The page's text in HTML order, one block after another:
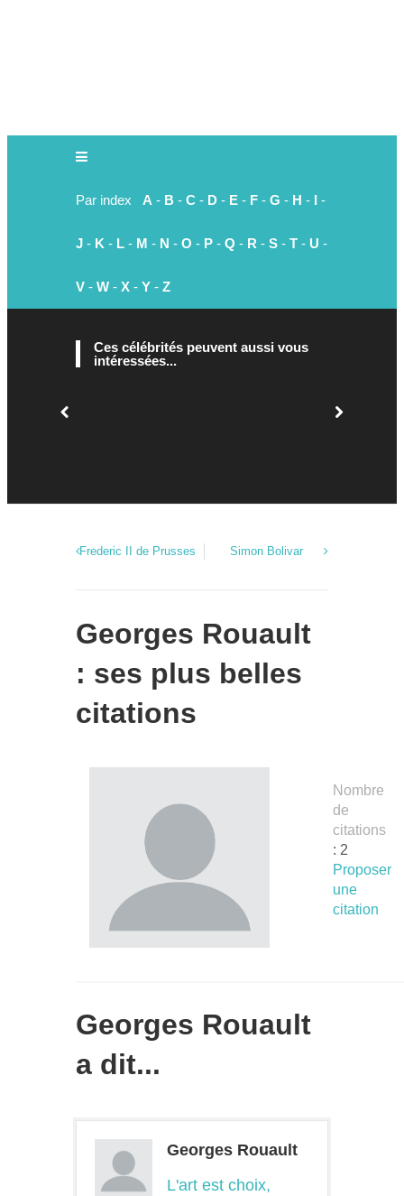
Par index A - B - C - D - E - F - G - H - I -
J - K - L - M - N - O - P - Q - R - S - T - U -
V - W - X - Y - Z
Ces célébrités peuvent aussi vous
intéressées...
Frederic II de Prusses Simon Bolivar
Georges Rouault
: ses plus belles
citations
Nombre
de
citations
: 2
Proposer
une
citation
Georges Rouault
a dit...
Georges Rouault
L'art est choix,